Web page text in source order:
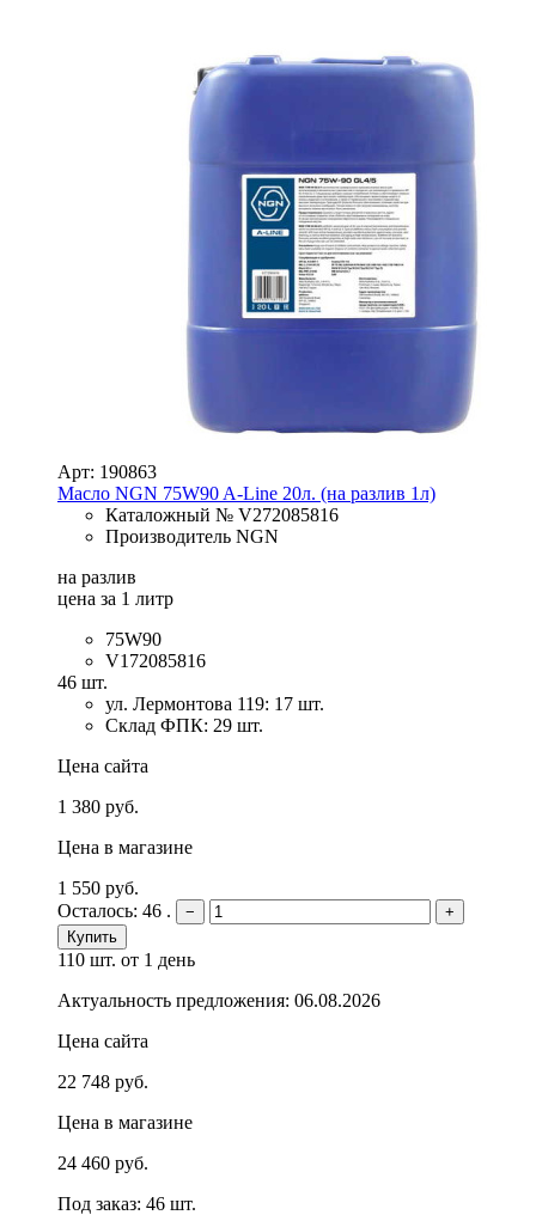
Арт: 190863
Масло NGN 75W90 A-Line 20л. (на разлив 1л)
Каталожный № V272085816
Производитель NGN
на разлив
цена за 1 литр
75W90
V172085816
46 шт.
ул. Лермонтова 119: 17 шт.
Склад ФПК: 29 шт.
Цена сайта
1 380 руб.
Цена в магазине
1 550 руб.
Осталось: 46 .
−
+
Купить
110 шт. от 1 день
Актуальность предложения: 06.08.2026
Цена сайта
22 748 руб.
Цена в магазине
24 460 руб.
Под заказ: 46 шт.